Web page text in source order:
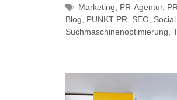
Schlagwörter
Marketing PR-Agentur,
Blog
PUNKT PR SEO
Suchmaschinenoptimierung